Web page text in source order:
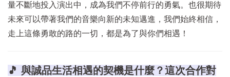
量不斷地投入演出中，成為我們不停前行的勇氣。也很期待
未來可以帶著我們的音樂向新的未知邁進，我們始終相信，
走上這條勇敢的路的一切，都是為了與你們相遇！
🎵 與誠品生活相遇的契機是什麼？這次合作對